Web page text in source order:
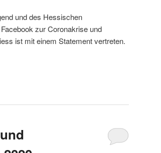
und des Hessischen
zur Coronakrise und
ist mit einem Statement vertreten.